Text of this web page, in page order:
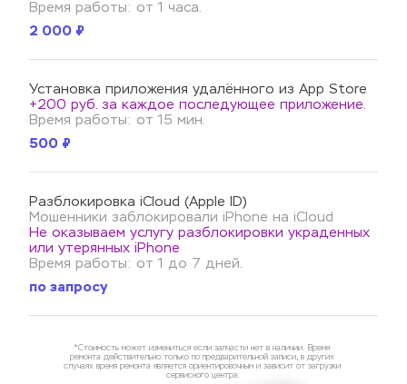
Время работы: от 1 часа.
2 000 ₽
Установка приложения удалённого из App Store
+200 руб. за каждое последующее приложение.
Время работы: от 15 мин.
500 ₽
Разблокировка iCloud (Apple ID)
Мошенники заблокировали iPhone на iCloud
Не оказываем услугу разблокировки украденных
или утерянных iPhone
Время работы: от 1 до 7 дней.
по запросу
*Стоимость может измениться если запчасти нет в наличии. Время
ремонта действительно только по предварительной записи, в других
случаях время ремонта является ориентировочным и зависит от загрузки
сервисного центра.